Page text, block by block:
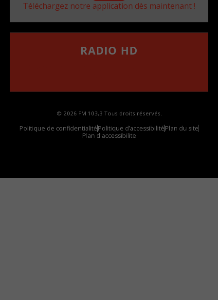
Téléchargez notre application dès maintenant !
RADIO HD
© 2026 FM 103,3 Tous droits réservés.
Politique de confidentialitéPolitique d’accessibilitéPlan du site
Plan d'accessibilite